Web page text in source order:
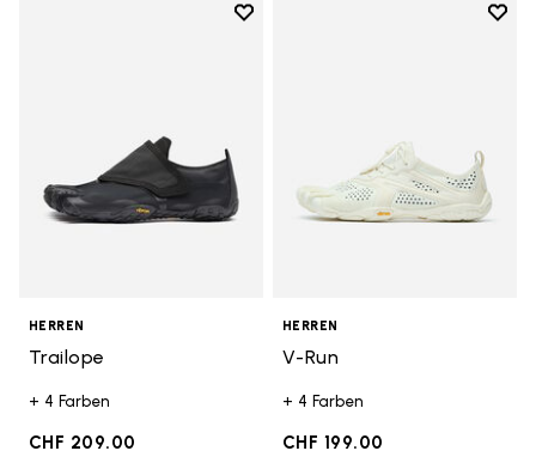
Add to wishlist
HERREN
Trailope
+ 4 Farben
CHF 209.00
Add
HERREN
V-Run
+ 4 Farben
CHF 199.00